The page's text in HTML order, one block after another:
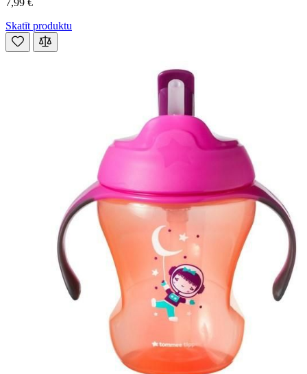
7,99 €
Skatīt produktu